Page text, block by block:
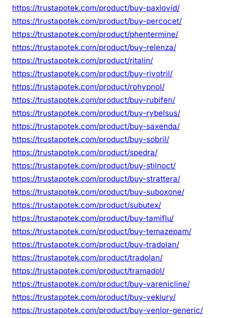
https://trustapotek.com/product/buy-paxlovid/
https://trustapotek.com/product/buy-percocet/
https://trustapotek.com/product/phentermine/
https://trustapotek.com/product/buy-relenza/
https://trustapotek.com/product/ritalin/
https://trustapotek.com/product/buy-rivotril/
https://trustapotek.com/product/rohypnol/
https://trustapotek.com/product/buy-rubifen/
https://trustapotek.com/product/buy-rybelsus/
https://trustapotek.com/product/buy-saxenda/
https://trustapotek.com/product/buy-sobril/
https://trustapotek.com/product/spedra/
https://trustapotek.com/product/buy-stilnoct/
https://trustapotek.com/product/buy-strattera/
https://trustapotek.com/product/buy-suboxone/
https://trustapotek.com/product/subutex/
https://trustapotek.com/product/buy-tamiflu/
https://trustapotek.com/product/buy-temazepam/
https://trustapotek.com/product/buy-tradolan/
https://trustapotek.com/product/tradolan/
https://trustapotek.com/product/tramadol/
https://trustapotek.com/product/buy-varenicline/
https://trustapotek.com/product/buy-veklury/
https://trustapotek.com/product/buy-venlor-generic/